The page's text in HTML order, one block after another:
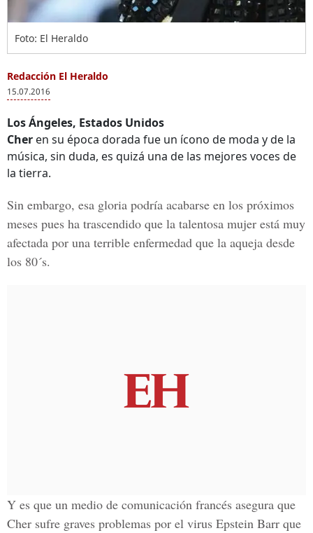
Foto: El Heraldo
Redacción El Heraldo
15.07.2016
Los Ángeles, Estados Unidos
Cher en su época dorada fue un ícono de moda y de la
música, sin duda, es quizá una de las mejores voces de
la tierra.
Sin embargo, esa gloria podría acabarse en los próximos
meses pues ha trascendido que la talentosa mujer está muy
afectada por una terrible enfermedad que la aqueja desde
los 80´s.
Y es que un medio de comunicación francés asegura que
Cher sufre graves problemas por el virus Epstein Barr que